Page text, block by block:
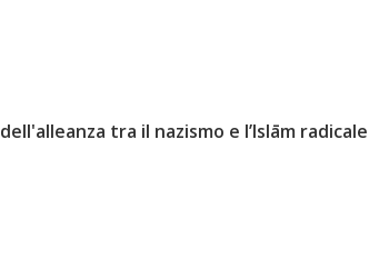
tra il nazismo e l’Islām radicale